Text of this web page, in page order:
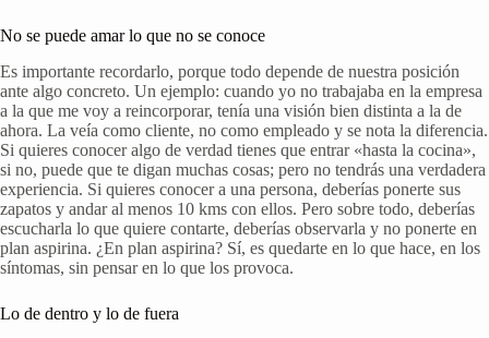
No se puede amar lo que no se conoce
Es importante recordarlo, porque todo depende de nuestra posición
ante algo concreto. Un ejemplo: cuando yo no trabajaba en la empresa
a la que me voy a reincorporar, tenía una visión bien distinta a la de
ahora. La veía como cliente, no como empleado y se nota la diferencia.
Si quieres conocer algo de verdad tienes que entrar «hasta la cocina»,
si no, puede que te digan muchas cosas; pero no tendrás una verdadera
experiencia. Si quieres conocer a una persona, deberías ponerte sus
zapatos y andar al menos 10 kms con ellos. Pero sobre todo, deberías
escucharla lo que quiere contarte, deberías observarla y no ponerte en
plan aspirina. ¿En plan aspirina? Sí, es quedarte en lo que hace, en los
síntomas, sin pensar en lo que los provoca.
Lo de dentro y lo de fuera